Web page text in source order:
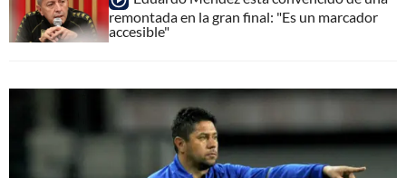
remontada en la gran final: "Es un marcador
accesible"